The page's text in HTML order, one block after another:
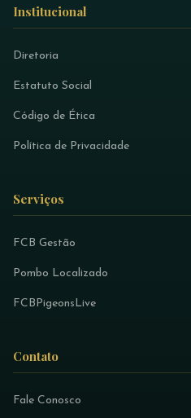
Institucional
Diretoria
Estatuto Social
Código de Ética
Política de Privacidade
Serviços
FCB Gestão
Pombo Localizado
FCBPigeonsLive
Contato
Fale Conosco